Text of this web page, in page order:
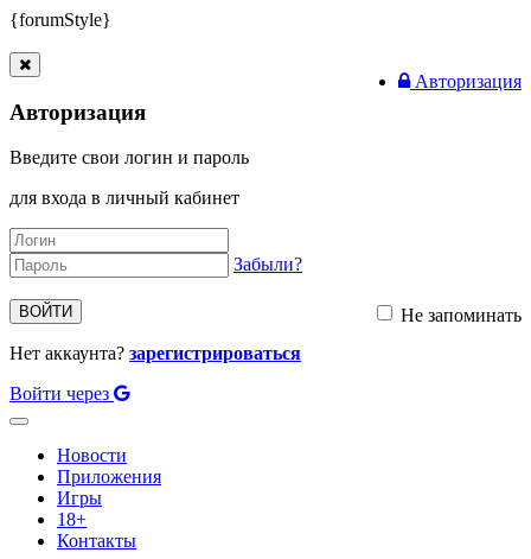
{forumStyle}
Авторизация
Авторизация
Введите свои логин и пароль
для входа в личный кабинет
Забыли?
ВОЙТИ
Не запоминать
Нет аккаунта? зарегистрироваться
Войти через
Toggle
navigationНовости
Приложения
Игры
18+
Контакты